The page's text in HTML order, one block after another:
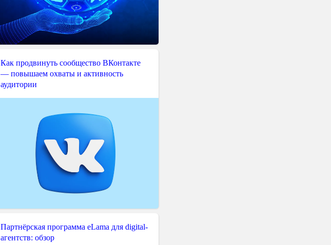
Как продвинуть сообщество ВКонтакте
— повышаем охваты и активность
аудитории
Партнёрская программа eLama для digital-
агентств: обзор